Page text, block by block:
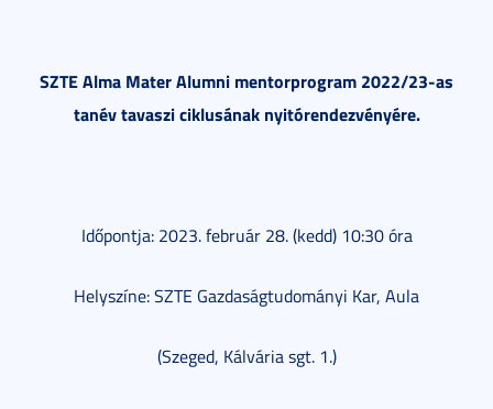
SZTE Alma Mater Alumni mentorprogram 2022/23-as
tanév tavaszi ciklusának nyitórendezvényére.
Időpontja: 2023. február 28. (kedd) 10:30 óra
Helyszíne: SZTE Gazdaságtudományi Kar, Aula
(Szeged, Kálvária sgt. 1.)